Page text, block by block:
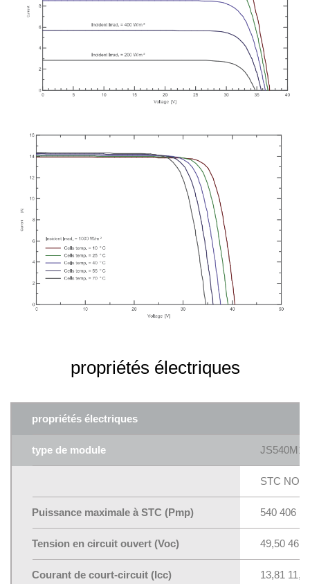
propriétés électriques
propriétés électriques
type de module
STC
Puissance maximale à STC (Pmp) 540 406
Tension en circuit ouvert (Voc) 49,50
Courant de court-circuit (Icc) 13,81